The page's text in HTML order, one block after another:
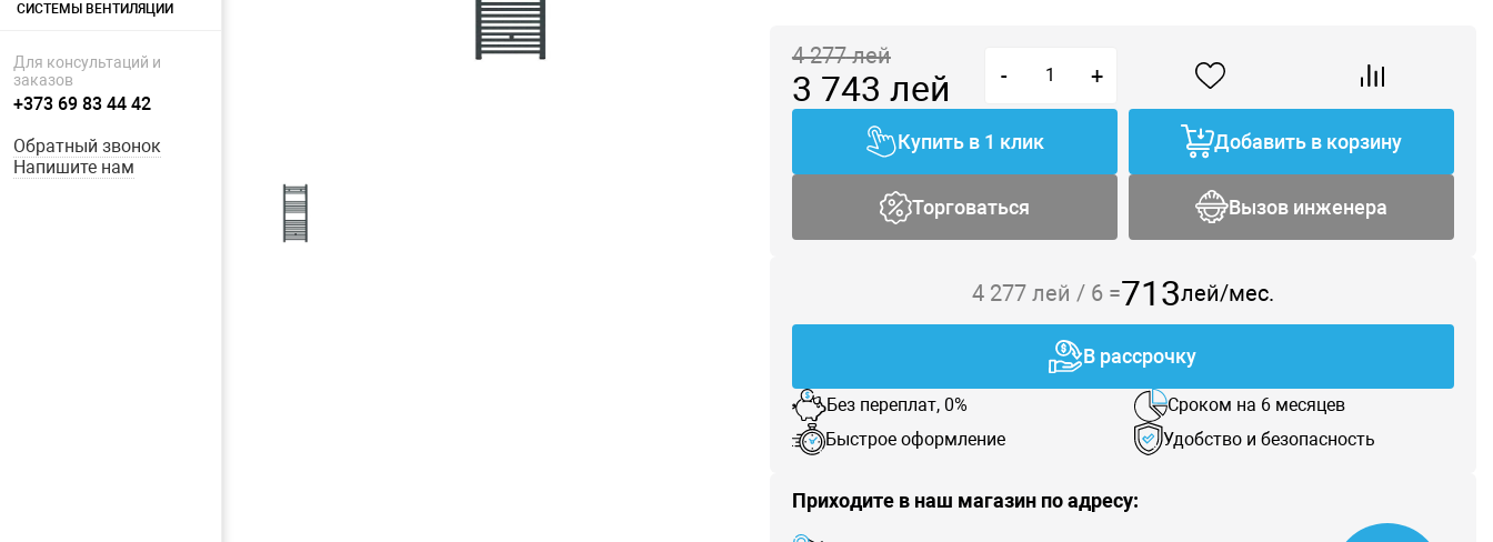
СИСТЕМЫ ВЕНТИЛЯЦИИ
Для консультаций и
заказов
+373 69 83 44 42
Обратный звонок
Напишите нам
4 277лей
3 743 лей - +
Купить в 1 клик Добавить в корзину
Торговаться Вызов инженера
4 277 лей / 6=713лей/мес.
В рассрочку
Без переплат, 0%
Сроком на 6 месяцев
Быстрое оформление
Удобство и безопасность
Приходите в наш магазин по адресу: